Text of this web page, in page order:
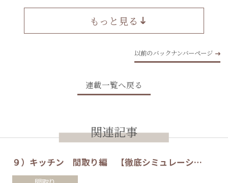
もっと見る
以前のバックナンバーページ
連載一覧へ戻る
関連記事
９）キッチン 間取り編 【徹底シミュレーシ…